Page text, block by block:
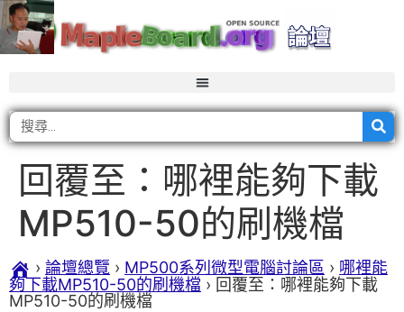
回覆至：哪裡能夠下載
MP510-50的刷機檔
› 論壇總覽 › MP500系列微型電腦討論區 › 哪裡能
夠下載MP510-50的刷機檔 › 回覆至：哪裡能夠下載
MP510-50的刷機檔